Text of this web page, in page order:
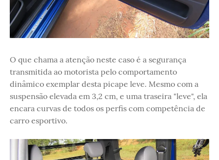
O que chama a atenção neste caso é a segurança
transmitida ao motorista pelo comportamento
dinâmico exemplar desta picape leve. Mesmo com a
suspensão elevada em 3,2 cm, e uma traseira "leve", ela
encara curvas de todos os perfis com competência de
carro esportivo.